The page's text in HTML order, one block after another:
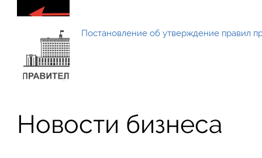
Постановление об утверждение правил
Новости бизнеса